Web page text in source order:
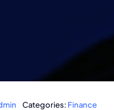
Categories: Finance